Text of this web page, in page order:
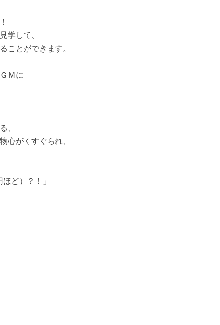
学して、
ことができます。
Ｍに
、
心がくすぐられ、
ど）？！」